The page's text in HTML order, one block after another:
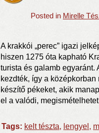
Posted in Mirelle
A krakkói „perec” igazi
hiszen 1275 óta kapható
turista és galamb egyaránt.
kezdték, így a
készítő pékeket, akik
el a valódi,
Tags: kelt tészta, lengyel ,